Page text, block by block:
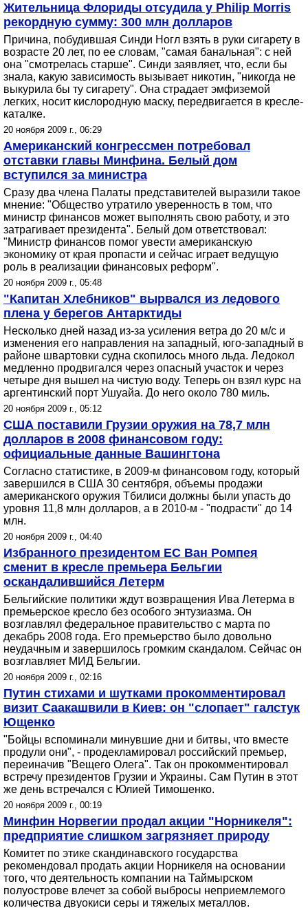
Жительница Флориды отсудила у Philip Morris
рекордную сумму: 300 млн долларов
Причина, побудившая Синди Ногл взять в руки сигарету в
возрасте 20 лет, по ее словам, "самая банальная": с ней
она "смотрелась старше". Синди заявляет, что, если бы
знала, какую зависимость вызывает никотин, "никогда не
выкурила бы ту сигарету". Она страдает эмфиземой
легких, носит кислородную маску, передвигается в кресле-
каталке.
20 ноября 2009 г., 06:29
Американский конгрессмен потребовал
отставки главы Минфина. Белый дом
вступился за министра
Сразу два члена Палаты представителей выразили такое
мнение: "Общество утратило уверенность в том, что
министр финансов может выполнять свою работу, и это
затрагивает президента". Белый дом ответствовал:
"Министр финансов помог увести американскую
экономику от края пропасти и сейчас играет ведущую
роль в реализации финансовых реформ".
20 ноября 2009 г., 05:48
"Капитан Хлебников" вырвался из ледового
плена у берегов Антарктиды
Несколько дней назад из-за усиления ветра до 20 м/с и
изменения его направления на западный, юго-западный в
районе швартовки судна скопилось много льда. Ледокол
медленно продвигался через опасный участок и через
четыре дня вышел на чистую воду. Теперь он взял курс на
аргентинский порт Ушуайа. До него около 780 миль.
20 ноября 2009 г., 05:12
США поставили Грузии оружия на 78,7 млн
долларов в 2008 финансовом году:
официальные данные Вашингтона
Согласно статистике, в 2009-м финансовом году, который
завершился в США 30 сентября, объемы продажи
американского оружия Тбилиси должны были упасть до
уровня 11,8 млн долларов, а в 2010-м - "подрасти" до 14
млн.
20 ноября 2009 г., 04:40
Избранного президентом ЕС Ван Ромпея
сменит в кресле премьера Бельгии
оскандалившийся Летерм
Бельгийские политики ждут возвращения Ива Летерма в
премьерское кресло без особого энтузиазма. Он
возглавлял федеральное правительство с марта по
декабрь 2008 года. Его премьерство было довольно
неудачным и завершилось громким скандалом. Сейчас он
возглавляет МИД Бельгии.
20 ноября 2009 г., 02:16
Путин стихами и шутками прокомментировал
визит Саакашвили в Киев: он "слопает" галстук
Ющенко
"Бойцы вспоминали минувшие дни и битвы, что вместе
продули они", - продекламировал российский премьер,
переиначив "Вещего Олега". Так он прокомментировал
встречу президентов Грузии и Украины. Сам Путин в этот
же день встречался с Юлией Тимошенко.
20 ноября 2009 г., 00:19
Минфин Норвегии продал акции "Норникеля":
предприятие слишком загрязняет природу
Комитет по этике скандинавского государства
рекомендовал продать акции Норникеля на основании
того, что деятельность компании на Таймырском
полуострове влечет за собой выбросы неприемлемого
количества двуокиси серы и тяжелых металлов.